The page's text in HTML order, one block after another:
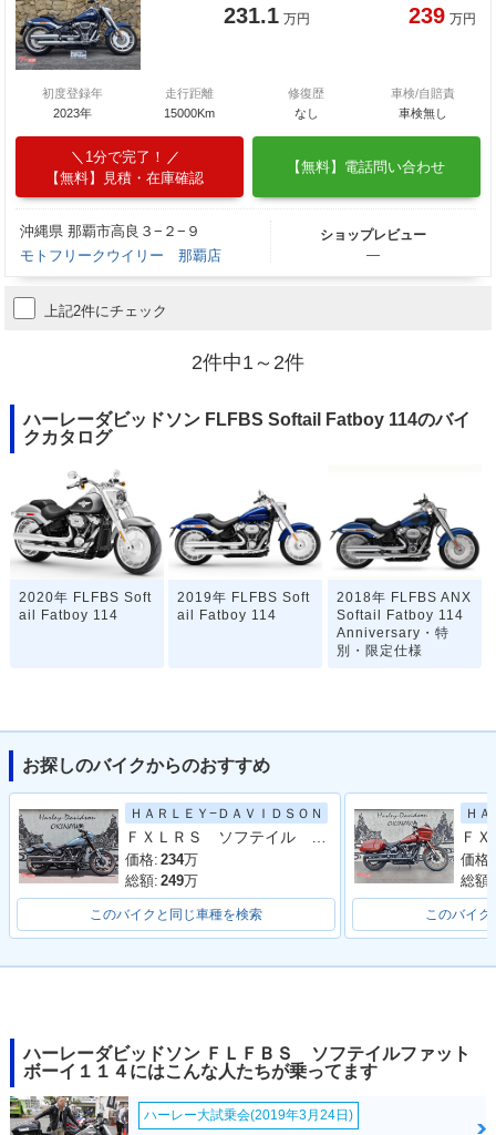
231.1 万円 239 万円
初度登録年
2023年
走行距離
15000Km
修復歴
なし
車検/自賠責
車検無し
1分で完了！
【無料】見積・在庫確認
【無料】電話問い合わせ
沖縄県 那覇市高良３−２−９
モトフリークウイリー 那覇店
ショップレビュー
―
上記2件にチェック
2件中1～2件
ハーレーダビッドソン FLFBS Softail Fatboy 114のバイ
クカタログ
2020年 FLFBS Soft
ail Fatboy 114
2019年 FLFBS Soft
ail Fatboy 114
2018年 FLFBS ANX
Softail Fatboy 114
Anniversary・特
別・限定仕様
2018年 FLFBS ANV
Softail Fatboy 114
Anniversary・特
別・限定仕様
2018年 FLFBS Soft
ail Fatboy 114・新
登場
お探しのバイクからのおすすめ
ＨＡＲＬＥＹ−ＤＡＶＩＤＳＯＮ
価格: 234万
総額: 249万
このバイクと同じ車種を検索
Ｈ
価格:
総額:
このバイ
ハーレーダビッドソン ＦＬＦＢＳ ソフテイルファット
ボーイ１１４にはこんな人たちが乗ってます
ハーレー大試乗会(2019年3月24日)